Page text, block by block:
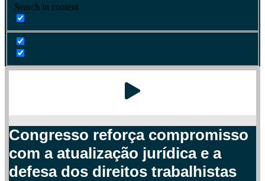
Search in content
Congresso reforça compromisso
com a atualização jurídica e a
defesa dos direitos trabalhistas